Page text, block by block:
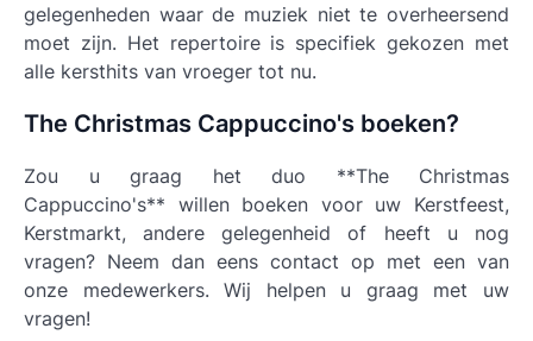
gelegenheden waar de muziek niet te overheersend
moet zijn. Het repertoire is specifiek gekozen met
alle kersthits van vroeger tot nu.
The Christmas Cappuccino's boeken?
Zou u graag het duo **The Christmas
Cappuccino's** willen boeken voor uw Kerstfeest,
Kerstmarkt, andere gelegenheid of heeft u nog
vragen? Neem dan eens contact op met een van
onze medewerkers. Wij helpen u graag met uw
vragen!